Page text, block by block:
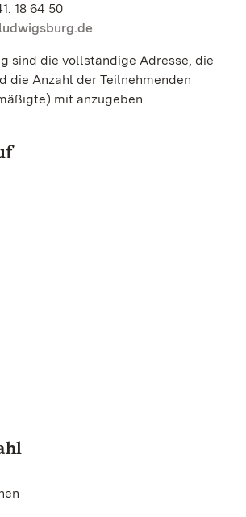
18 64 50
sind die vollständige Adresse, die
die Anzahl der Teilnehmenden
mit anzugeben.